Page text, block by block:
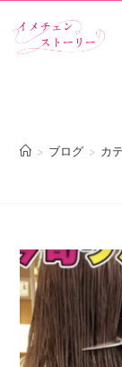
> ブログ > カ